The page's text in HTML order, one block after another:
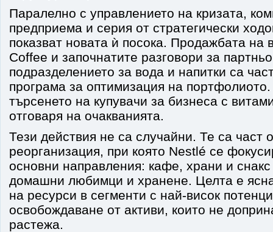
Паралелно с управлението на кризата,
предприема и серия от стратегически
показват новата ѝ посока. Продажбата на
Coffee и започнатите разговори за
подразделението за вода и напитки са
програма за оптимизация на
търсенето на купувачи за бизнеса с
отговаря на очакванията.
Тези действия не са случайни. Те са част
реорганизация, при която Nestlé се
основни направления: кафе, храни и снакс
домашни любимци и хранене. Целта е
на ресурси в сегменти с най-висок
освобождаване от активи, които не
растежа.